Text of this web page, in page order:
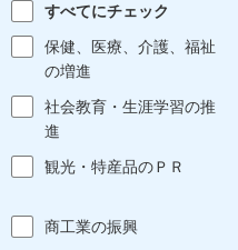
すべてにチェック
保健、医療、介護、福祉
の増進
社会教育・生涯学習の推
進
観光・特産品のＰＲ
商工業の振興